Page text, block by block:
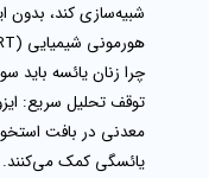
شبیه‌سازی کند، بدون
هورمونی شیمیایی (HRT) بر روی سایر بافت‌ها را داشته باشد.
چرا زنان یائسه باید
توقف تحلیل سریع:
معدنی در بافت
یائسگی کمک می‌کنند.